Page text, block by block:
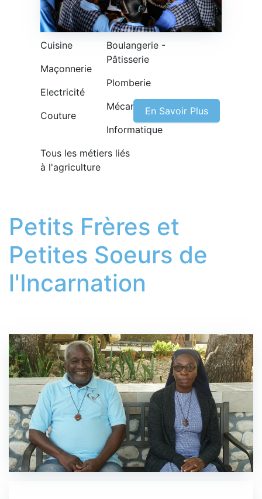
Cuisine
Maçonnerie
Electricité
Couture
Boulangerie -
Pâtisserie
Plomberie
Mécanique
Informatique
Tous les métiers liés
à l'agriculture
En Savoir Plus
Petits Frères et
Petites Soeurs de
l'Incarnation